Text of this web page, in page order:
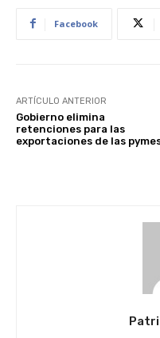
Facebook
ARTÍCULO ANTERIOR
Gobierno elimina
retenciones para las
exportaciones de las